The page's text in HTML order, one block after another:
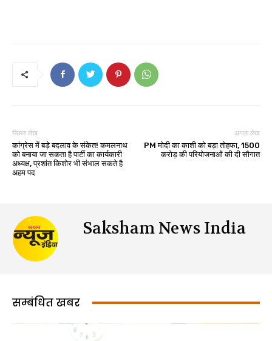
पिछला लेख
कांग्रेस में बड़े बदलाव के संकेत! कमलनाथ
को बनाया जा सकता है पार्टी का कार्यकारी
अध्यक्ष, प्रशांत किशोर भी संभाल सकते है
अहम पद
अगला लेख
PM मोदी का काशी को बड़ा तोहफा, 1500
करोड़ की परियोजनाओं की दी सौगात
Saksham News India
सम्बंधित खबर